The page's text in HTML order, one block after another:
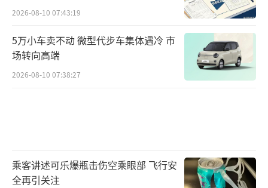
2026-08-10 07:43:19
5万小车卖不动 微型代步车集体遇冷 市
场转向高端
2026-08-10 07:38:27
乘客讲述可乐爆瓶击伤空乘眼部 飞行安
全再引关注